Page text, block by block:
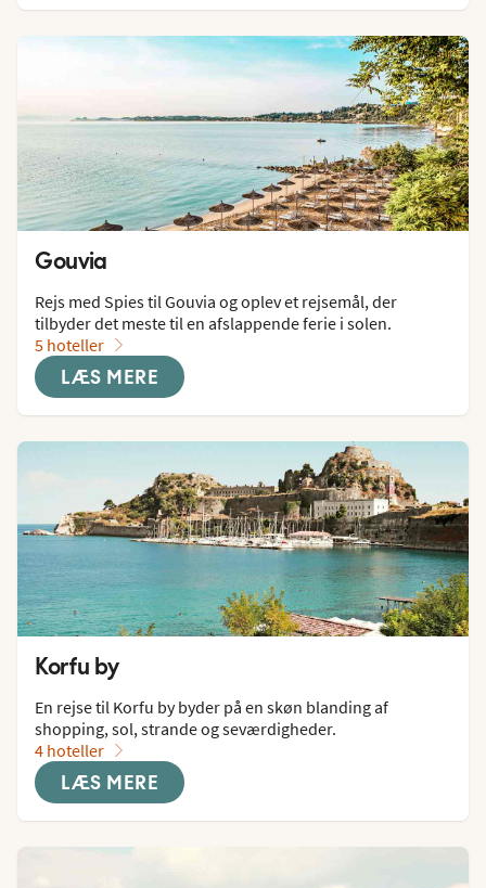
Gouvia
Rejs med Spies til Gouvia og oplev et rejsemål, der
tilbyder det meste til en afslappende ferie i solen.
5 hoteller
LÆS MERE
Korfu by
En rejse til Korfu by byder på en skøn blanding af
shopping, sol, strande og seværdigheder.
4 hoteller
LÆS MERE